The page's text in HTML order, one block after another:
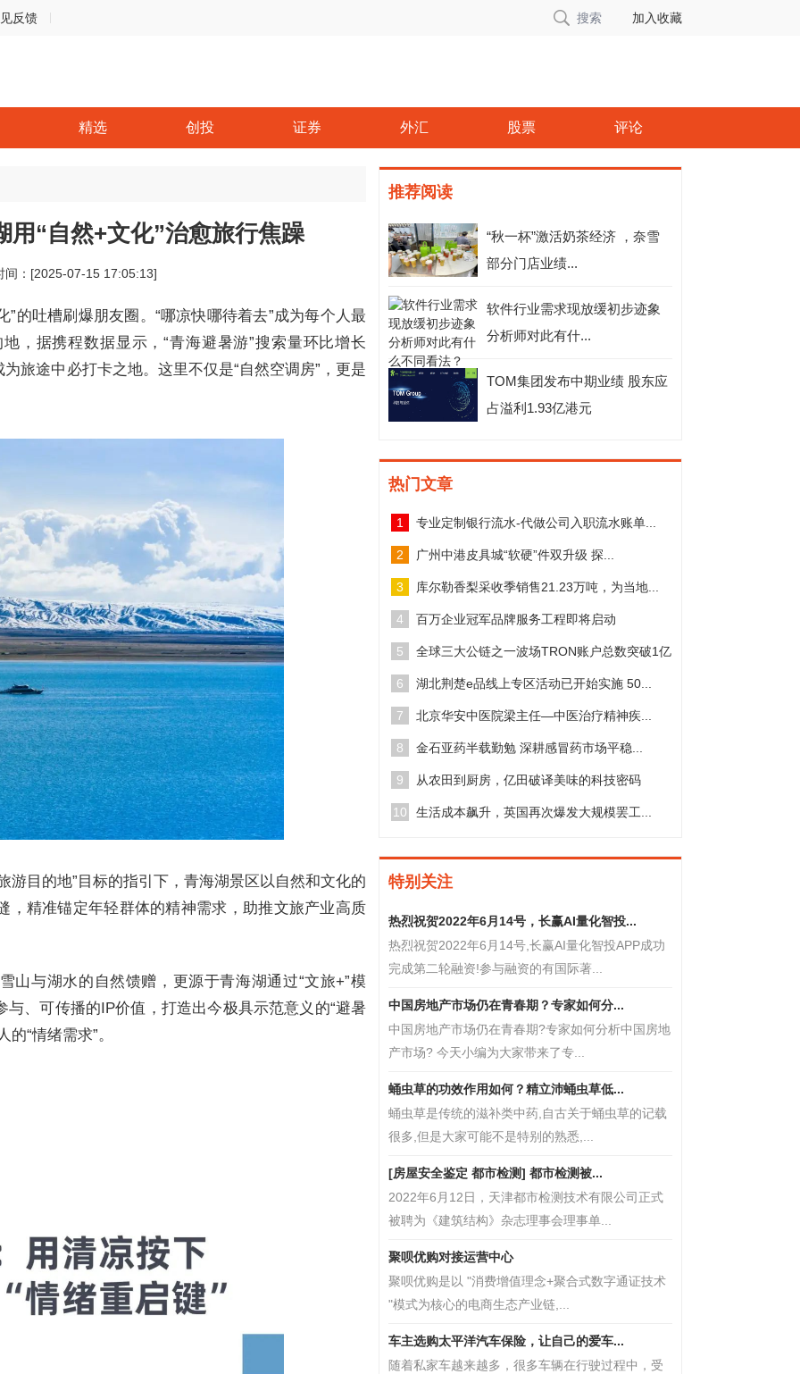
反馈 搜索 加入收藏
精选 创投 证券 外汇 股票 评论
用“自然+文化”治愈旅行焦躁
间：[2025-07-15 17:05:13]
”的吐槽刷爆朋友圈。“哪凉快哪待着去”成为每个人最
，据携程数据显示，“青海避暑游”搜索量环比增长
旅途中必打卡之地。这里不仅是“自然空调房”，更是
目的地”目标的指引下，青海湖景区以自然和文化的
，精准锚定年轻群体的精神需求，助推文旅产业高质
山与湖水的自然馈赠，更源于青海湖通过“文旅+”模
、可传播的IP价值，打造出今极具示范意义的“避暑
“情绪需求”。
推荐阅读
“秋一杯”激活奶茶经济 ，奈雪
部分门店业绩...
软件行业需求现放缓初步迹象
分析师对此有什...
TOM集团发布中期业绩 股东应
占溢利1.93亿港元
热门文章
1 专业定制银行流水-代做公司入职流水账单...
2 广州中港皮具城“软硬”件双升级 探...
3 库尔勒香梨采收季销售21.23万吨，为当地...
4 百万企业冠军品牌服务工程即将启动
5 全球三大公链之一波场TRON账户总数突破1亿
6 湖北荆楚e品线上专区活动已开始实施 50...
7 北京华安中医院梁主任—中医治疗精神疾...
8 金石亚药半载勤勉 深耕感冒药市场平稳...
9 从农田到厨房，亿田破译美味的科技密码
10 生活成本飙升，英国再次爆发大规模罢工...
特别关注
热烈祝贺2022年6月14号，长赢AI量化智投...
热烈祝贺2022年6月14号,长赢AI量化智投APP成功
完成第二轮融资!参与融资的有国际著...
中国房地产市场仍在青春期？专家如何分...
中国房地产市场仍在青春期?专家如何分析中国房地
产市场? 今天小编为大家带来了专...
蛹虫草的功效作用如何？精立沛蛹虫草低...
蛹虫草是传统的滋补类中药,自古关于蛹虫草的记载
很多,但是大家可能不是特别的熟悉,...
[房屋安全鉴定 都市检测] 都市检测被...
2022年6月12日，天津都市检测技术有限公司正式
被聘为《建筑结构》杂志理事会理事单...
聚呗优购对接运营中心
聚呗优购是以 "消费增值理念+聚合式数字通证技术
"模式为核心的电商生态产业链,...
车主选购太平洋汽车保险，让自己的爱车...
随着私家车越来越多，很多车辆在行驶过程中，受